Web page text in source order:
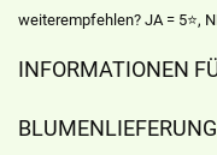
weiterempfehlen? JA = 5⭐,
INFORMATIONEN
BLUMENLIEFERUNG